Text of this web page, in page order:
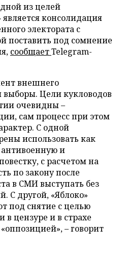
из целей
является консолидация
электората с
поставить под сомнение
сообщаетTelegram-
внешнего
Цели кукловодов
очевидны –
сам процесс при этом
С одной
использовать как
и
с расчетом на
по закону после
в СМИ выступать без
С другой, «Яблоко»
под снятие с целью
в цензуре и в страхе
– говорит